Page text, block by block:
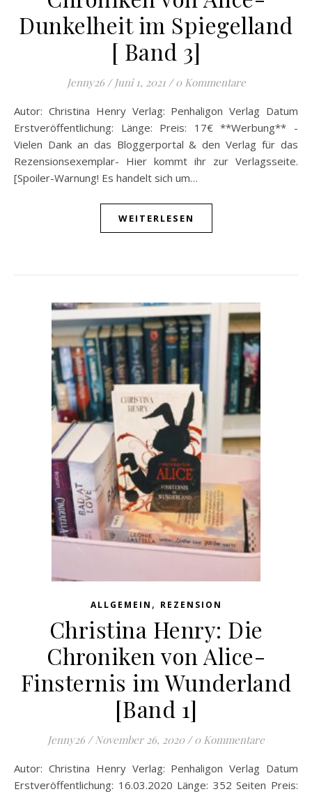
Dunkelheit im Spiegelland
[ Band 3]
Jenny26 / Juni 1, 2021 / 0 Kommentare
Autor: Christina Henry Verlag: Penhaligon Verlag Datum
Erstveröffentlichung: Länge: Preis: 17€ **Werbung** -
Vielen Dank an das Bloggerportal & den Verlag für das
Rezensionsexemplar- Hier kommt ihr zur Verlagsseite.
[Spoiler-Warnung! Es handelt sich um…
WEITERLESEN
ALLGEMEIN , REZENSION
Christina Henry: Die
Chroniken von Alice-
Finsternis im Wunderland
[Band 1]
Jenny26 / November 26, 2020 / 0 Kommentare
Autor: Christina Henry Verlag: Penhaligon Verlag Datum
Erstveröffentlichung: 16.03.2020 Länge: 352 Seiten Preis: